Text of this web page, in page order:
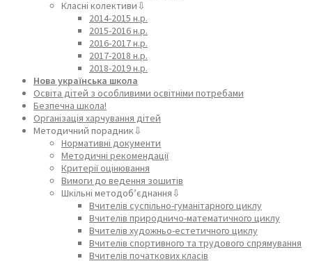
Класні колективи⇩
2014-2015 н.р.
2015-2016 н.р.
2016-2017 н.р.
2017-2018 н.р.
2018-2019 н.р.
Нова українська школа
Освіта дітей з особливими освітніми потребами
Безпечна школа!
Організація харчування дітей
Методичний порадник⇩
Нормативні документи
Методичні рекомендації
Критерії оцінювання
Вимоги до ведення зошитів
Шкільні методоб’єднання⇩
Вчителів суспільно-гуманітарного циклу
Вчителів природничо-математичного циклу
Вчителів художньо-естетичного циклу
Вчителів спортивного та трудового спрямування
Вчителів початкових класів